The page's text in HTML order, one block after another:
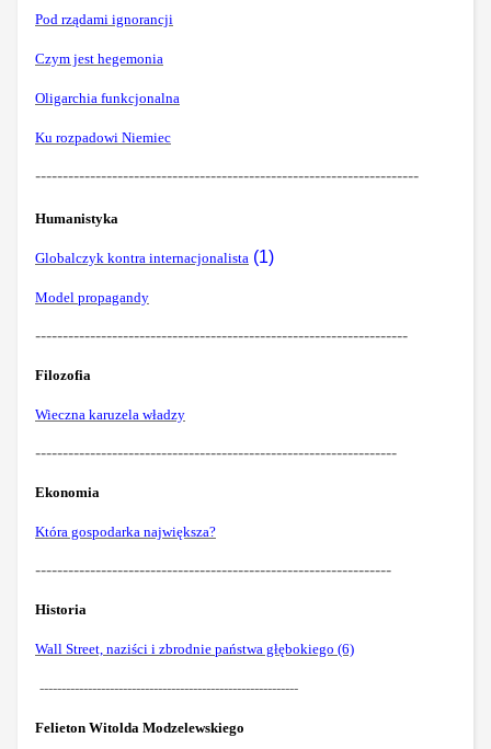
Pod rządami ignorancji
Czym jest hegemonia
Oligarchia funkcjonalna
Ku rozpadowi Niemiec
----------------------------------------------------------------------
Humanistyka
Globalczyk kontra internacjonalista (1)
Model propagandy
--------------------------------------------------------------------
Filozofia
Wieczna karuzela władzy
------------------------------------------------------------------
Ekonomia
Która gospodarka największa?
-----------------------------------------------------------------
Historia
Wall Street, naziści i zbrodnie państwa głębokiego (6)
-----------------------------------------------------------
Felieton Witolda Modzelewskiego